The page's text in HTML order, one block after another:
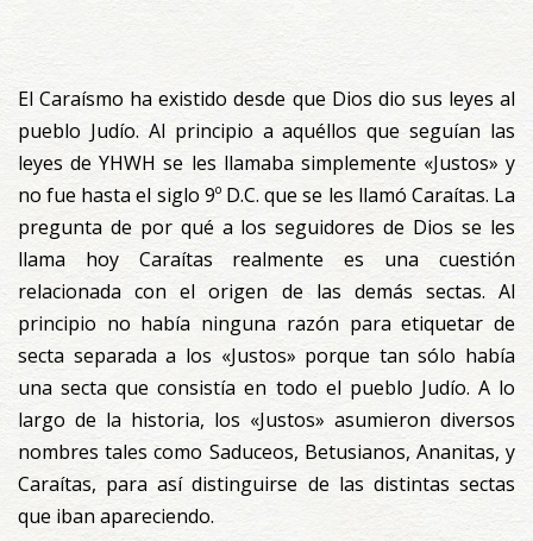
El Caraísmo ha existido desde que Dios dio sus leyes al
pueblo Judío. Al principio a aquéllos que seguían las
leyes de YHWH se les llamaba simplemente «Justos» y
no fue hasta el siglo 9º D.C. que se les llamó Caraítas. La
pregunta de por qué a los seguidores de Dios se les
llama hoy Caraítas realmente es una cuestión
relacionada con el origen de las demás sectas. Al
principio no había ninguna razón para etiquetar de
secta separada a los «Justos» porque tan sólo había
una secta que consistía en todo el pueblo Judío. A lo
largo de la historia, los «Justos» asumieron diversos
nombres tales como Saduceos, Betusianos, Ananitas, y
Caraítas, para así distinguirse de las distintas sectas
que iban apareciendo.